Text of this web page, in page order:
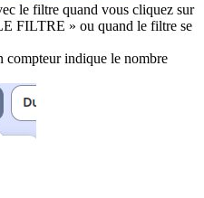
le filtre quand vous cliquez sur
FILTRE » ou quand le filtre se
compteur indique le nombre